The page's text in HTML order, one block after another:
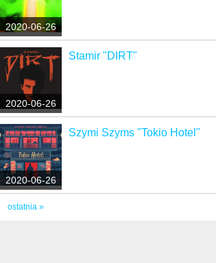
2020-06-26
2020-06-26
Stamir "DIRT"
2020-06-26
Szymi Szyms "Tokio Hotel"
ostatnia »